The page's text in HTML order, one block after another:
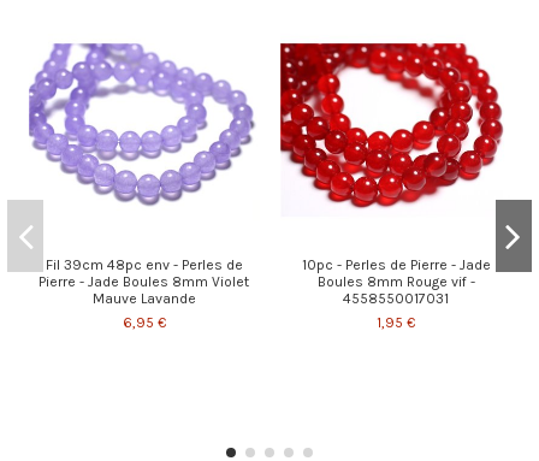
Fil 39cm 48pc env - Perles de
Pierre - Jade Boules 8mm Violet
Mauve Lavande
6,95 €
10pc - Perles de Pierre - Jade
Boules 8mm Rouge vif -
4558550017031
1,95 €